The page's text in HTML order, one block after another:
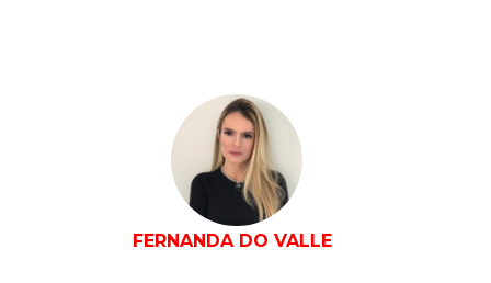
FERNANDA DO VALLE